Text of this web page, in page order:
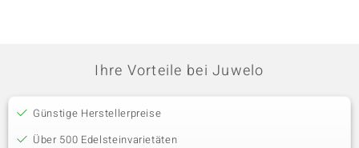
Ihre Vorteile bei Juwelo
Günstige Herstellerpreise
Über 500 Edelsteinvarietäten